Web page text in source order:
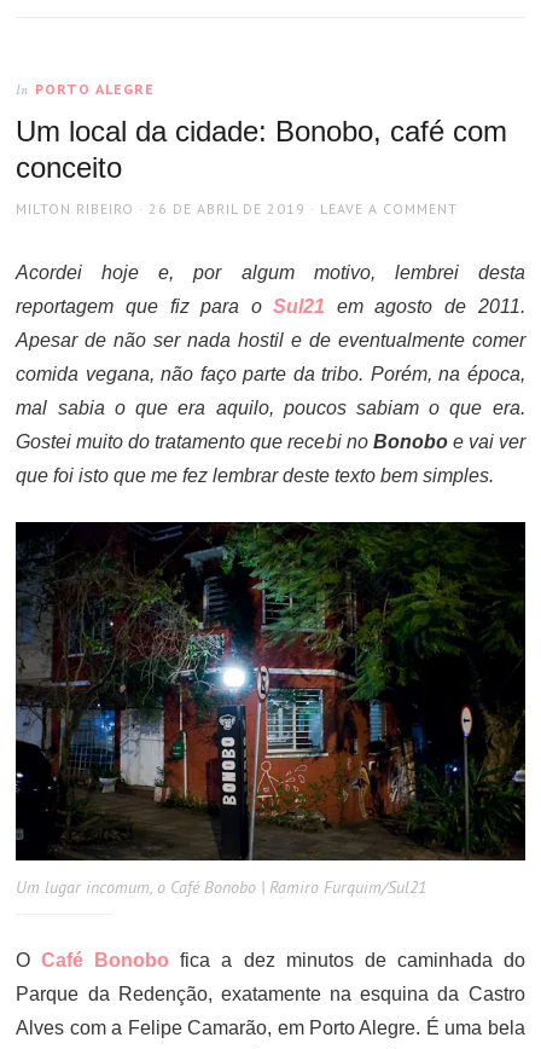
In PORTO ALEGRE
Um local da cidade: Bonobo, café com
conceito
AUTHOR
MILTON RIBEIRO
POSTED
26 DE ABRIL DE 2019 LEAVE A COMMENT
Acordei hoje e, por algum motivo, lembrei desta
reportagem que fiz para oSul21 em agosto de 2011.
Apesar de não ser nada hostil e de eventualmente comer
comida vegana, não faço parte da tribo. Porém, na época,
mal sabia o que era aquilo, poucos sabiam o que era.
Gostei muito do tratamento que recebi no Bonoboe vai ver
que foi isto que me fez lembrar deste texto bem simples.
Um lugar incomum, o Café Bonobo | Ramiro Furquim/Sul21
OCafé Bonobo fica a dez minutos de caminhada do
Parque da Redenção, exatamente na esquina da Castro
Alves com a Felipe Camarão, em Porto Alegre. É uma bela